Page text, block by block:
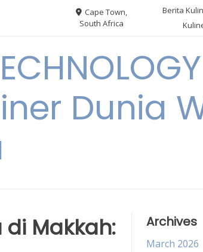
Cape Town,
South Africa
Berita
Dunia
Makkah:
Archives
March 2026